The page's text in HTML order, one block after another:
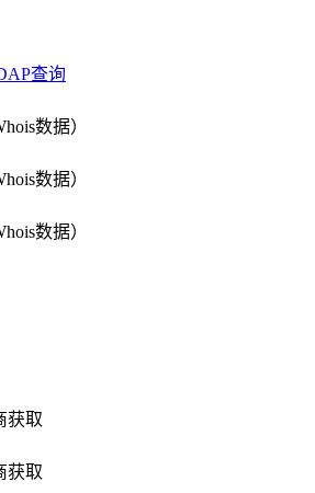
查询
数据）
数据）
数据）
获取
获取